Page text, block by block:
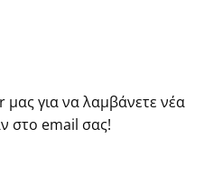
μας για να λαμβάνετε νέα
στο email σας!